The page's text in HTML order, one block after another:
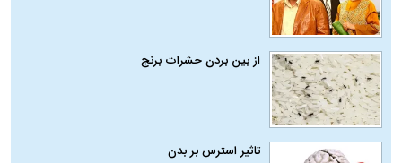
از بین بردن حشرات برنج
تاثیر استرس بر بدن